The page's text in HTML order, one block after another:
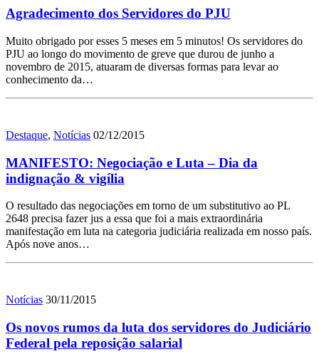
Agradecimento dos Servidores do PJU
Muito obrigado por esses 5 meses em 5 minutos! Os servidores do
PJU ao longo do movimento de greve que durou de junho a
novembro de 2015, atuaram de diversas formas para levar ao
conhecimento da…
Destaque, Notícias 02/12/2015
MANIFESTO: Negociação e Luta – Dia da
indignação & vigília
O resultado das negociações em torno de um substitutivo ao PL
2648 precisa fazer jus a essa que foi a mais extraordinária
manifestação em luta na categoria judiciária realizada em nosso país.
Após nove anos…
Notícias 30/11/2015
Os novos rumos da luta dos servidores do Judiciário
Federal pela reposição salarial